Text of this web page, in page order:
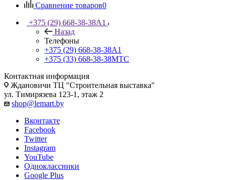
Сравнение товаров0
+375 (29) 668-38-38A1
Назад
Телефоны
+375 (29) 668-38-38A1
+375 (33) 668-38-38МТС
Контактная информация
Ждановичи ТЦ "Строительная выставка"
ул. Тимирязева 123-1, этаж 2
shop@lemart.by
Вконтакте
Facebook
Twitter
Instagram
YouTube
Одноклассники
Google Plus